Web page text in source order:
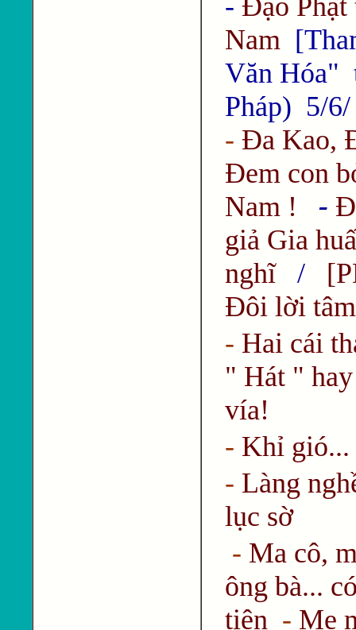
- Đạo Phật
Nam
Văn Hóa"
Pháp) 5/
- Đa Kao,
Đem con
Nam !
-
giả Gia
nghĩ/
Đôi lời
- Hai cái
" Hát "
vía!
- Khỉ gió...
- Làng
lục sờ
- Ma cô,
ông bà...
tiên - Mẹ